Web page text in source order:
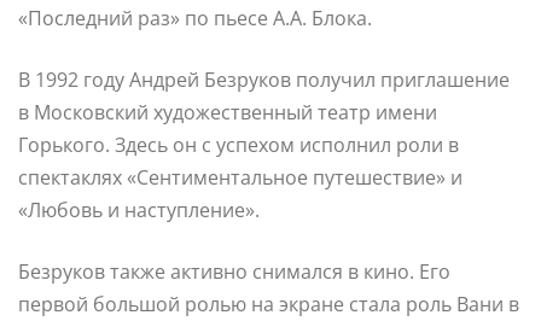
«Последний раз» по пьесе А.А. Блока.
В 1992 году Андрей Безруков получил приглашение
в Московский художественный театр имени
Горького. Здесь он с успехом исполнил роли в
спектаклях «Сентиментальное путешествие» и
«Любовь и наступление».
Безруков также активно снимался в кино. Его
первой большой ролью на экране стала роль Вани в